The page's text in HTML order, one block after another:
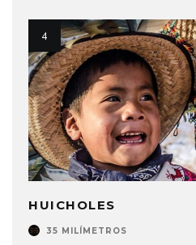
HUICHOLES
35 MILÍMETROS